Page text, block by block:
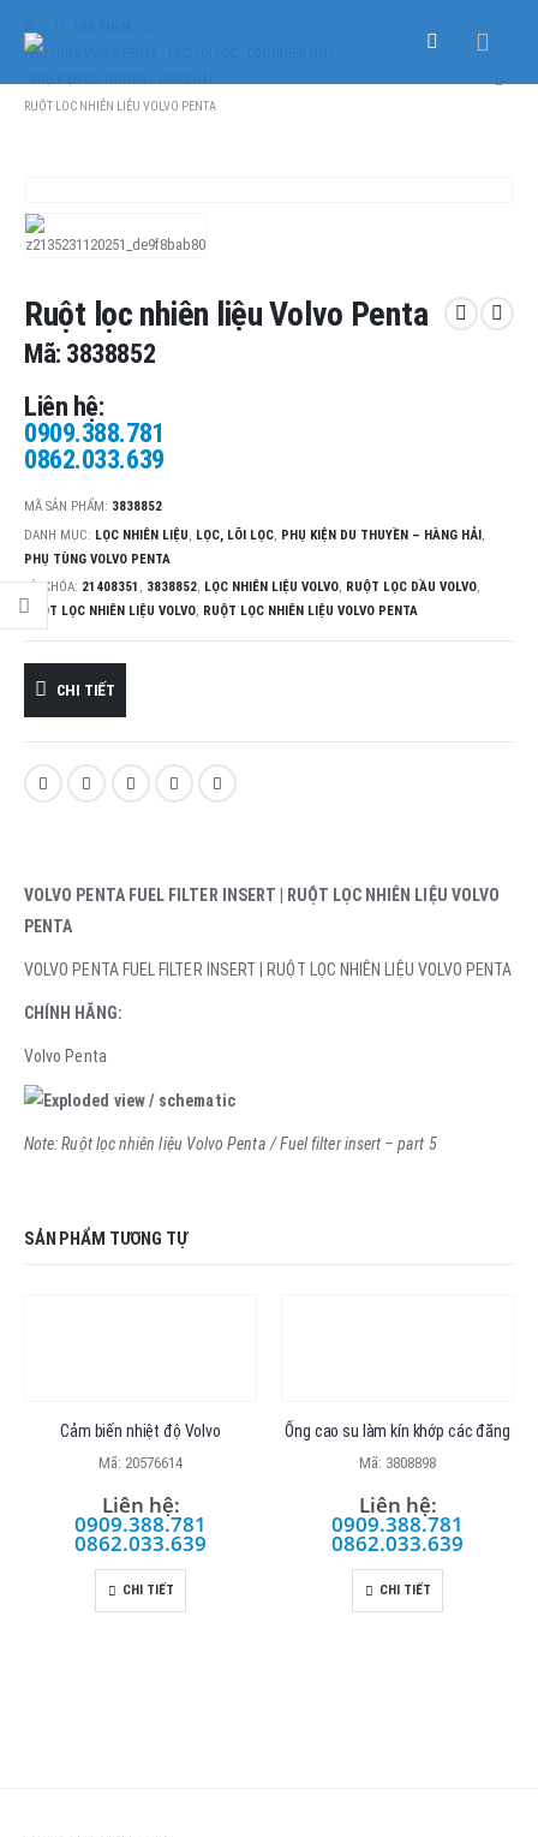
PHỤ TÙNG VOLVO PENTA
RUỘT LỌC NHIÊN LIỆU VOLVO PENTA
Ruột lọc nhiên liệu Volvo Penta
Mã: 3838852
Liên hệ:
0909.388.781
0862.033.639
MÃ SẢN PHẨM: 3838852
DANH MỤC: LỌC NHIÊN LIỆU LỌC, LÕI LỌC PHỤ KIỆN DU THUYỀN – HÀNG HẢI
PHỤ TÙNG VOLVO PENTA
TỪ KHÓA: 21408351 , 3838852, LỌC NHIÊN LIỆU VOLVO, RUỘT LỌC DẦU VOLVO,
RUỘT LỌC NHIÊN LIỆU VOLVO, RUỘT LỌC NHIÊN LIỆU VOLVO PENTA
CHI TIẾT
VOLVO PENTA FUEL FILTER INSERT | RUỘT LỌC NHIÊN LIỆU VOLVO
PENTA
VOLVO PENTA FUEL FILTER INSERT | RUỘT LỌC NHIÊN LIỆU VOLVO PENTA
CHÍNH HÃNG:
Volvo Penta
Note: Ruột lọc nhiên liệu Volvo Penta / Fuel filter insert – part 5
SẢN PHẨM TƯƠNG TỰ
Cảm biến nhiệt độ Volvo
Mã: 20576614
Liên hệ:
0909.388.781
0862.033.639
CHI TIẾT
Ống cao su làm kín khớp các đăng
Mã: 3808898
Liên hệ:
0909.388.781
0862.033.639
CHI TIẾT